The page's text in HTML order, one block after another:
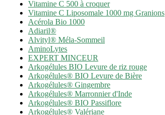
Vitamine C 500 à croquer
Vitamine C Liposomale 1000 mg Granions
Acérola Bio 1000
Adiaril®
Alvityl® Méla-Sommeil
AminoLytes
EXPERT MINCEUR
Arkogélules BIO Levure de riz rouge
Arkogélules® BIO Levure de Bière
Arkogélules® Gingembre
Arkogélules® Marronnier d'Inde
Arkogélules® BIO Passiflore
Arkogélules® Valériane